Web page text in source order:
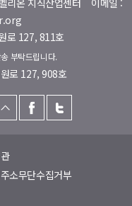
리온 지식산업센터 이메일 :
로 127, 811호
부탁드립니다.
로 127, 908호
소무단수집거부